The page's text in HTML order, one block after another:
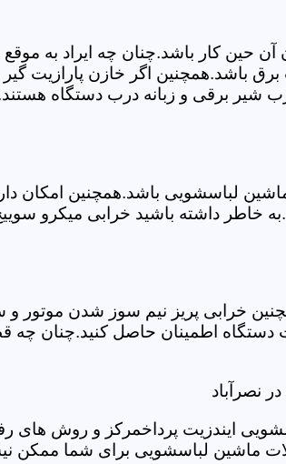
حین کار باشد.چنان چه ایراد به
باشد.همچنین اگر خازن پارازیت
برقی و زبانه درب دستگاه
باشد.همچنین امکان دارد
خاطر داشته باشید خرابی میکرو
خرابی پریز نیم سوز شدن موتور و
اطمینان حاصل کنید.چنان چه
نصرآباد
ایندزیت پرداخمرکز و روش های
ماشین لباسشویی برای شما ممکن